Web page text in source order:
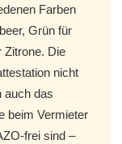
Farben
Grün für
Zitrone. Die
nicht
auch das
beim Vermieter
frei sind –